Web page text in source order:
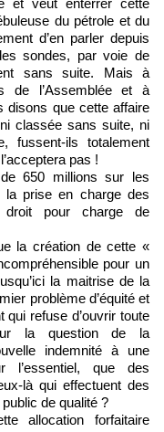
du pétrole et du
d’en parler depuis
sondes, par voie de
sans suite. Mais à
de l’Assemblée et à
disons que cette affaire
classée sans suite, ni
fussent-ils totalement
pas !
650 millions sur les
la prise en charge des
droit pour charge de
la création de cette «
pour un
la maitrise de la
problème d’équité et
refuse d’ouvrir toute
la question de la
indemnité à une
l’essentiel, que des
là qui effectuent des
de qualité ?
allocation forfaitaire